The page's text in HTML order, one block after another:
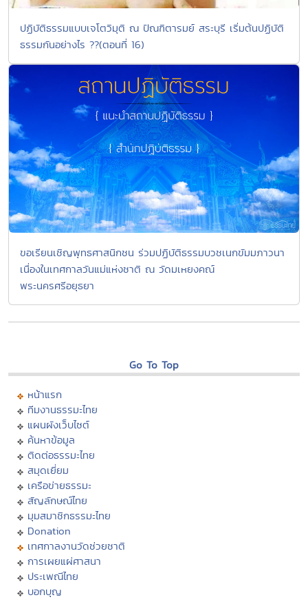
ปฏิบัติธรรมแบบเจโตวิมุติ ณ ปัณฑิตารมย์ สระบุรี เริ่มต้นปฏิบัติ
ธรรมกันอย่างไร ??(ตอนที่ 16)
ขอเรียนเชิญพุทธศาสนิกชน ร่วมปฏิบัติธรรมบวชเนกขัมมภาวนา
เนื่องในเทศกาลวันแม่แห่งชาติ ณ วัดมเหยงคณ์
พระนครศรีอยุธยา
Go To Top
หน้าแรก
ทีมงานธรรมะไทย
แผนผังเว็บไซต์
ค้นหาข้อมูล
ติดต่อธรรมะไทย
สมุดเยี่ยม
เครือข่ายธรรมะ
สัญลักษณ์ไทย
มุมสมาชิกธรรมะไทย
Donation
เทศกาลงานวัดช่วยชาติ
การเผยแผ่ศาสนา
ประเพณีไทย
บอกบุญ